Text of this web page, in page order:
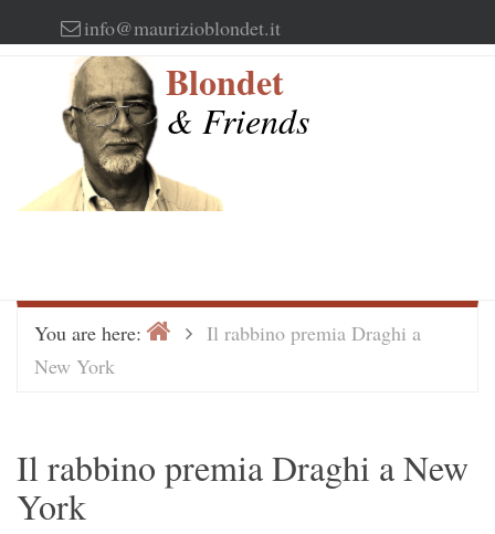
to
info@maurizioblondet.it
Blondet
& Friends
You are here: HomeIl rabbino premia Draghi a
New York
Il rabbino premia Draghi a New
York